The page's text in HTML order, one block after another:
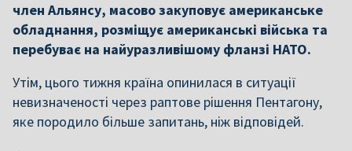
член Альянсу, масово закуповує американське
обладнання, розміщує американські війська та
перебуває на найуразливішому фланзі НАТО.
Утім, цього тижня країна опинилася в ситуації
невизначеності через раптове рішення Пентагону,
яке породило більше запитань, ніж відповідей.